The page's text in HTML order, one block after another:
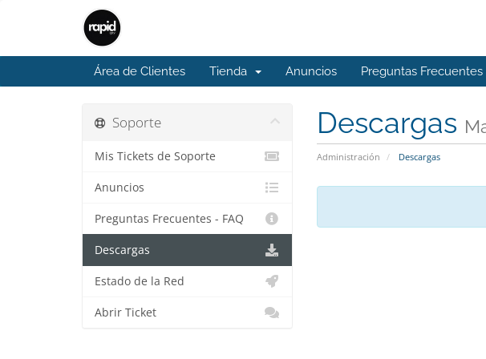
Área de Clientes Tienda Anuncios Preguntas Frecuentes
Descargas
Administración Descargas
Soporte
Mis Tickets de Soporte
Anuncios
Preguntas Frecuentes - FAQ
Descargas
Estado de la Red
Abrir Ticket